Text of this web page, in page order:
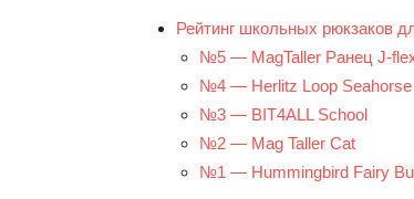
Рейтинг школьных рюкзаков
№5 — MagTaller Ранец J-
№4 — Herlitz Loop Seahorse
№3 — BIT4ALL School
№2 — Mag Taller Cat
№1 — Hummingbird Fairy